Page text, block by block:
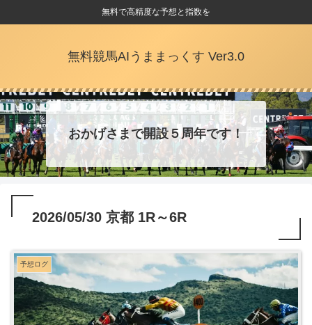
無料で高精度な予想と指数を
無料競馬AIうままっくす Ver3.0
おかげさまで開設５周年です！
2026/05/30 京都 1R～6R
予想ログ